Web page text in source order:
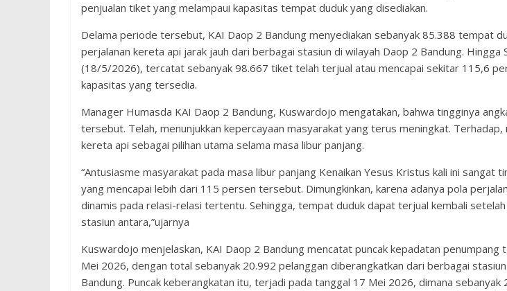
penjualan tiket yang melampaui kapasitas tempat duduk yang disediakan.
Delama periode tersebut, KAI Daop 2 Bandung menyediakan sebanyak 85.388 tempat
perjalanan kereta api jarak jauh dari berbagai stasiun di wilayah Daop 2 Bandung. Hingga
(18/5/2026), tercatat sebanyak 98.667 tiket telah terjual atau mencapai sekitar 115,6
kapasitas yang tersedia.
Manager Humasda KAI Daop 2 Bandung, Kuswardojo mengatakan, bahwa tingginya
tersebut. Telah, menunjukkan kepercayaan masyarakat yang terus meningkat.
kereta api sebagai pilihan utama selama masa libur panjang.
“Antusiasme masyarakat pada masa libur panjang Kenaikan Yesus Kristus kali ini sangat
yang mencapai lebih dari 115 persen tersebut. Dimungkinkan, karena adanya pola
dinamis pada relasi-relasi tertentu. Sehingga, tempat duduk dapat terjual kembali
stasiun antara,”ujarnya
Kuswardojo menjelaskan, KAI Daop 2 Bandung mencatat puncak kepadatan penumpang
Mei 2026, dengan total sebanyak 20.992 pelanggan diberangkatkan dari berbagai
Bandung. Puncak keberangkatan itu, terjadi pada tanggal 17 Mei 2026, dimana sebanyak